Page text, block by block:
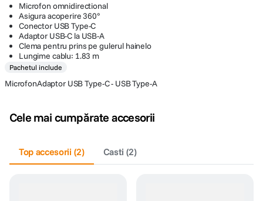
Microfon omnidirectional
Asigura acoperire 360°
Conector USB Type-C
Adaptor USB-C la USB-A
Clema pentru prins pe gulerul hainelo
Lungime cablu: 1.83 m
Pachetul include
MicrofonAdaptor USB Type-C - USB Type-A
Cele mai cumpărate accesorii
Top accesorii (2) Casti (2)